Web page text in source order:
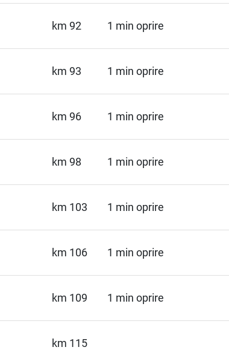
km 92 1 min oprire
km 93 1 min oprire
km 96 1 min oprire
km 98 1 min oprire
km 103 1 min oprire
km 106 1 min oprire
km 109 1 min oprire
km 115